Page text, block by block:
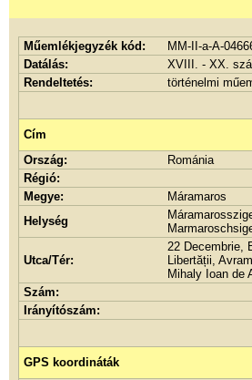
Műemlékjegyzék kód:
MM-II-a-A-
Datálás:
XVIII. - XX.
Rendeltetés:
történelmi
Cím
Ország:
Románia
Régió:
Megye:
Máramaros
Helység
Utca/Tér:
22 Decembrie,
Libertății,
Mihaly Ioan de
Szám:
Irányítószám:
GPS koordináták